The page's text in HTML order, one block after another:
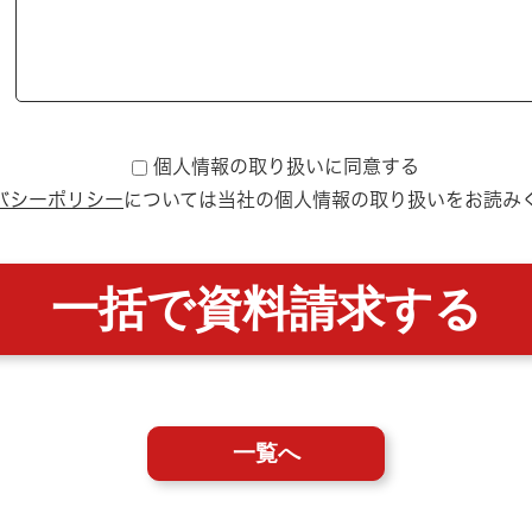
個人情報の取り扱いに同意する
シーポリシーについては当社の個人情報の取り扱いをお読み
一覧へ